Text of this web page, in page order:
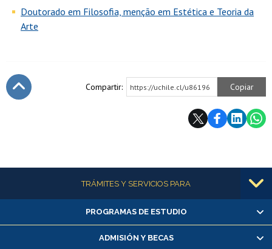
Doutorado em Filosofia, menção em Estética e Teoria da
Arte
Compartir: https://uchile.cl/u86196 Copiar
Más informaciónTRÁMITES Y SERVICIOS PARA
Alumnas/os y exalumnas/os
Matrícula en línea
PROGRAMAS DE ESTUDIO
ADMISIÓN Y BECAS